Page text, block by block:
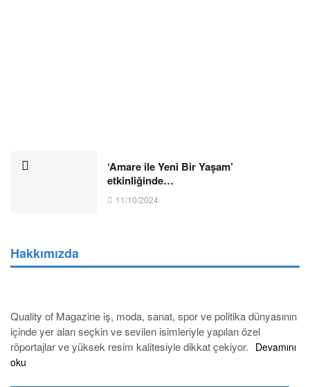
‘Amare ile Yeni Bir Yaşam’
etkinliğinde…
11/10/2024
Hakkımızda
Quality of Magazine iş, moda, sanat, spor ve politika dünyasının
içinde yer alan seçkin ve sevilen isimleriyle yapılan özel
röportajlar ve yüksek resim kalitesiyle dikkat çekiyor. Devamını
oku